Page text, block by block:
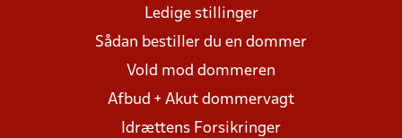
Ledige stillinger
Sådan bestiller du en dommer
Vold mod dommeren
Afbud + Akut dommervagt
Idrættens Forsikringer